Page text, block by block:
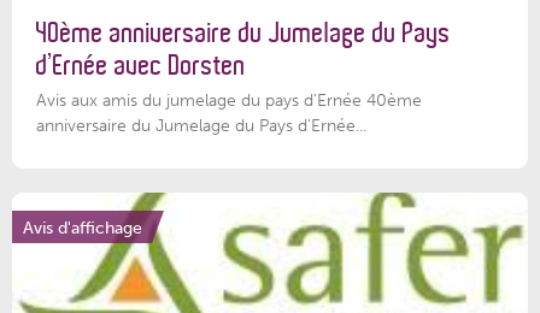
40ème anniversaire du Jumelage du Pays
d’Ernée avec Dorsten
Avis aux amis du jumelage du pays d'Ernée 40ème
anniversaire du Jumelage du Pays d'Ernée...
Avis d'affichage